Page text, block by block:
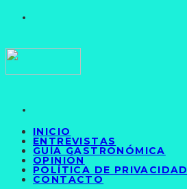
INICIO
ENTREVISTAS
GUÍA GASTRONÓMICA
OPINIÓN
POLÍTICA DE PRIVACIDAD
CONTACTO